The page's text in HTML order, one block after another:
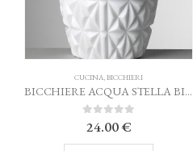
CUCINA,BICCHIERI
BICCHIERE ACQUA STELLA BIANCO MARIO LUCA GIUSTI
Su 5
24.00€